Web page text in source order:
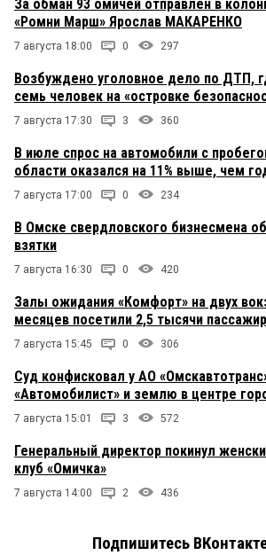
За обман 93 омичей отправлен в
«Ромни Марш» Ярослав МАКАРЕНКО
7 августа 18:00 0 297
Возбуждено уголовное дело по ДТП,
семь человек на «островке
7 августа 17:30 3 360
В июле спрос на автомобили с
области оказался на 11% выше, чем
7 августа 17:00 0 234
В Омске свердловского бизнесмена
взятки
7 августа 16:30 0 420
Залы ожидания «Комфорт» на двух
месяцев посетили 2,5 тысячи
7 августа 15:45 0 306
Суд конфисковал у АО
«Автомобилист» и землю в центре
7 августа 15:01 3 572
Генеральный директор покинул
клуб «Омичка»
7 августа 14:00 2 436
Подпишитесь